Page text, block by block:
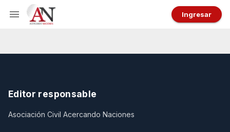
Ingresar
Editor responsable
Asociación Civil Acercando Naciones